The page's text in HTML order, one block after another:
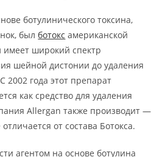
ботулинического токсина,
былботокс американской
широкий спектр
шейной дистонии до удаления
года этот препарат
как средство для удаления
Allergan также производит —
от состава Ботокса.
агентом на основе ботулина